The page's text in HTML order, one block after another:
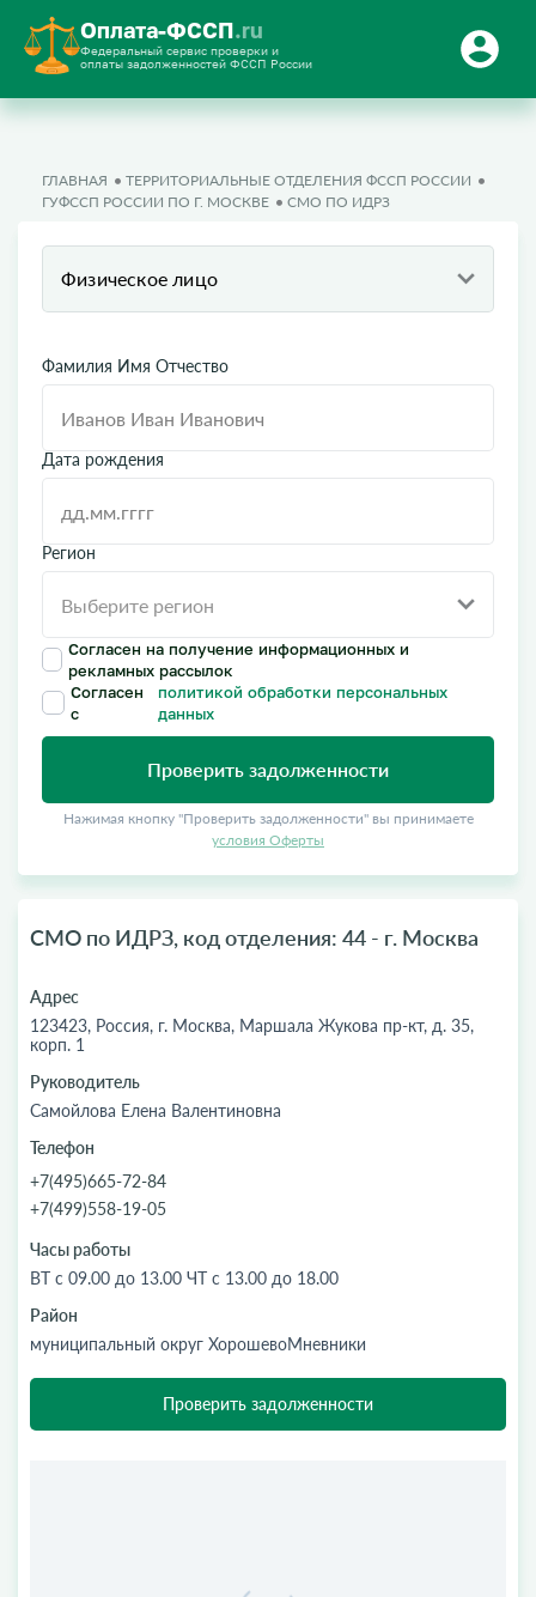
Оплата-ФССП.ru
Федеральный сервис проверки и
оплаты задолженностей ФССП России
ГЛАВНАЯ
ТЕРРИТОРИАЛЬНЫЕ ОТДЕЛЕНИЯ ФССП РОССИИ
ГУФССП РОССИИ ПО Г. МОСКВЕ
СМО ПО ИДРЗ
Физическое лицо
Фамилия Имя Отчество
Дата рождения
Регион
Согласен на получение информационных и
рекламных рассылок
Согласен
с
политикой обработки персональных
данных
Проверить задолженности
Нажимая кнопку "Проверить задолженности" вы принимаете
условия Оферты
СМО по ИДРЗ, код отделения: 44 - г. Москва
Адрес
123423, Россия, г. Москва, Маршала Жукова пр-кт, д. 35,
корп. 1
Руководитель
Самойлова Елена Валентиновна
Телефон
+7(495)665-72-84
+7(499)558-19-05
Часы работы
ВТ с 09.00 до 13.00 ЧТ с 13.00 до 18.00
Район
муниципальный округ ХорошевоМневники
Проверить задолженности